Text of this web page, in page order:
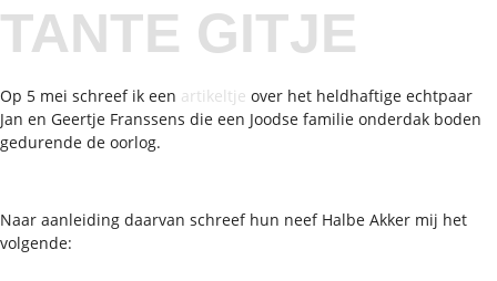
TANTE GITJE
Op 5 mei schreef ik een artikeltje over het heldhaftige echtpaar
Jan en Geertje Franssens die een Joodse familie onderdak boden
gedurende de oorlog.
Naar aanleiding daarvan schreef hun neef Halbe Akker mij het
volgende: